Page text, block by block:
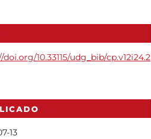
10.33115/udg_bib/cp.v12i24.2
13